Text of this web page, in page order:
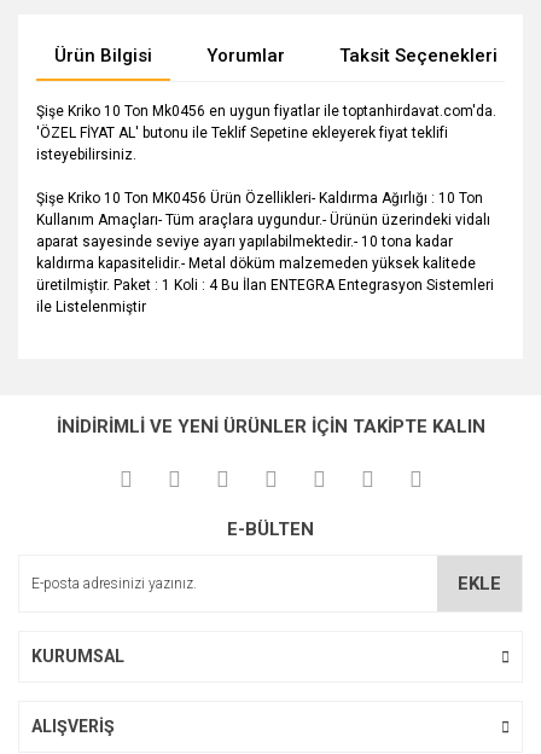
Ürün Bilgisi Yorumlar Taksit Seçenekleri
Şişe Kriko 10 Ton Mk0456 en uygun fiyatlar ile toptanhirdavat.com'da.
'ÖZEL FİYAT AL' butonu ile Teklif Sepetine ekleyerek fiyat teklifi
isteyebilirsiniz.
Şişe Kriko 10 Ton MK0456 Ürün Özellikleri- Kaldırma Ağırlığı : 10 Ton
Kullanım Amaçları- Tüm araçlara uygundur.- Ürünün üzerindeki vidalı
aparat sayesinde seviye ayarı yapılabilmektedir.- 10 tona kadar
kaldırma kapasitelidir.- Metal döküm malzemeden yüksek kalitede
üretilmiştir. Paket : 1 Koli : 4 Bu İlan ENTEGRA Entegrasyon Sistemleri
ile Listelenmiştir
Yorum Yaz
kullanarak tarafımıza iletebilirsiniz.
Görüş ve önerileriniz için teşekkür ederiz.
Ürün açıklamasında eksik bilgiler bulunuyor.
İNİDİRİMLİ VE YENİ ÜRÜNLER İÇİN TAKİPTE KALIN
E-BÜLTEN
EKLE
KURUMSAL
ALIŞVERİŞ